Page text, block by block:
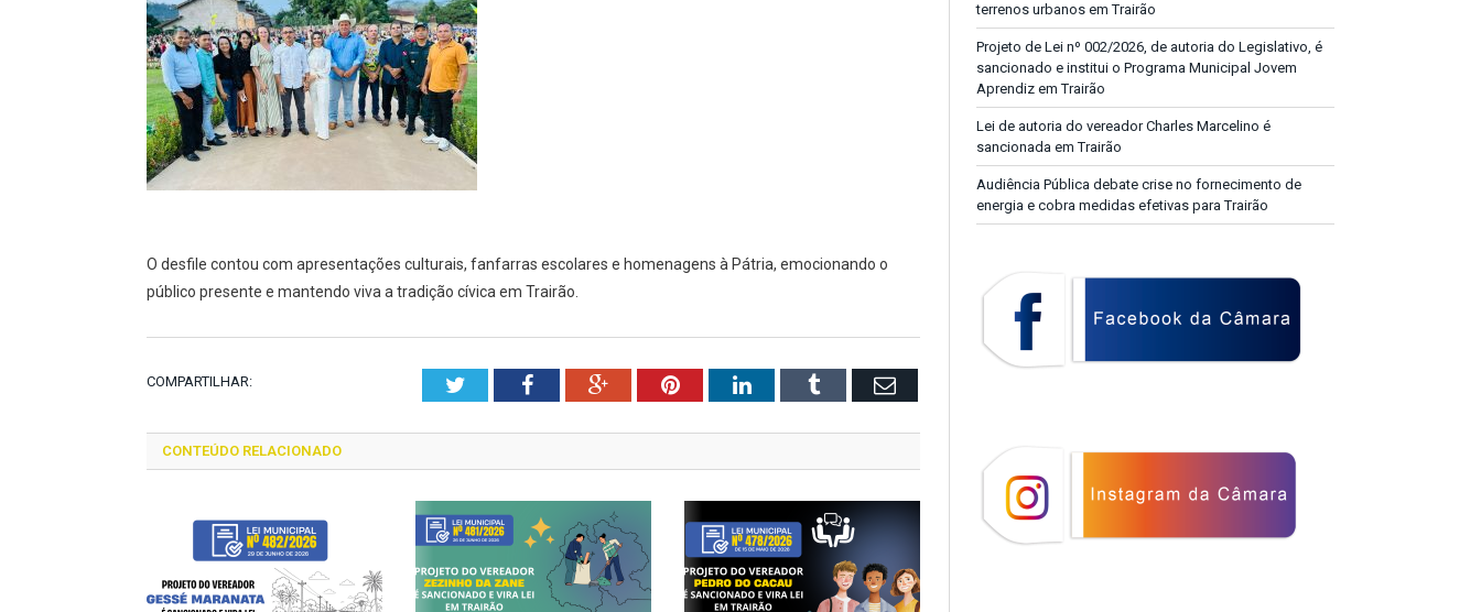
O desfile contou com apresentações culturais, fanfarras escolares e homenagens à Pátria, emocionando o
público presente e mantendo viva a tradição cívica em Trairão.
COMPARTILHAR: TwitterFacebookGoogle+PinterestLinkedInTumblr Email
CONTEÚDO RELACIONADO
terrenos urbanos em Trairão
Projeto de Lei nº 002/2026, de autoria do Legislativo, é
sancionado e institui o Programa Municipal Jovem
Aprendiz em Trairão
Lei de autoria do vereador Charles Marcelino é
sancionada em Trairão
Audiência Pública debate crise no fornecimento de
energia e cobra medidas efetivas para Trairão